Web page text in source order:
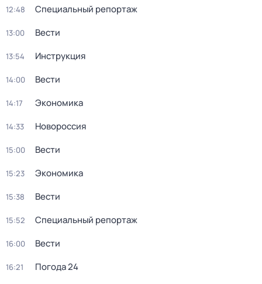
12:48 Специальный репортаж
13:00 Вести
13:54 Инструкция
14:00 Вести
14:17 Экономика
14:33 Новороссия
15:00 Вести
15:23 Экономика
15:38 Вести
15:52 Специальный репортаж
16:00 Вести
16:21 Погода 24